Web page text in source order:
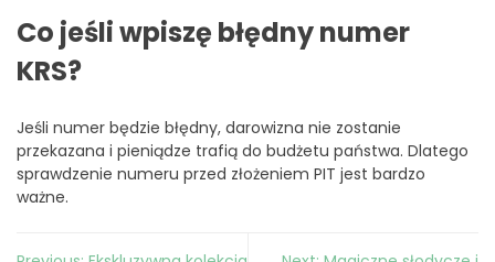
Co jeśli wpiszę błędny numer
KRS?
Jeśli numer będzie błędny, darowizna nie zostanie
przekazana i pieniądze trafią do budżetu państwa. Dlatego
sprawdzenie numeru przed złożeniem PIT jest bardzo
ważne.